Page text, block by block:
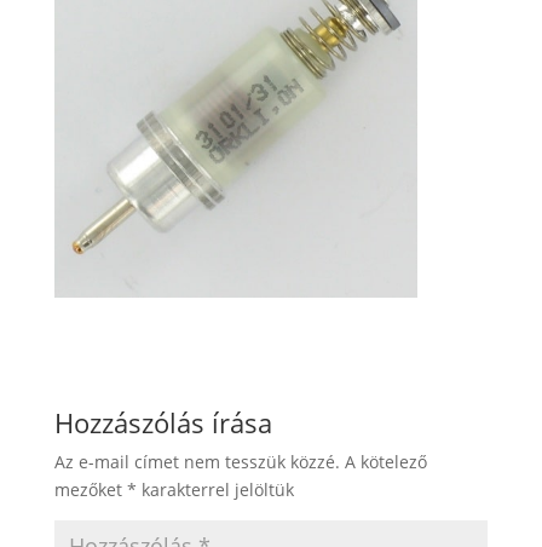
Hozzászólás írása
Az e-mail címet nem tesszük közzé. A kötelező
mezőket * karakterrel jelöltük